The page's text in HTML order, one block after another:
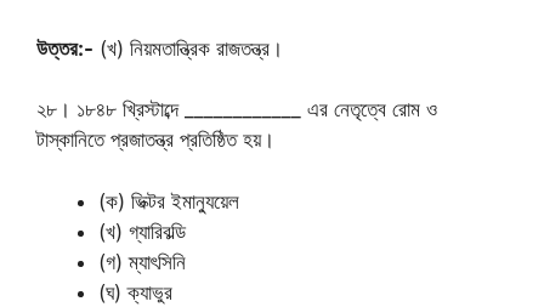
উত্তর:- (খ) নিয়মতান্ত্রিক রাজতন্ত্র।
২৮। ১৮৪৮ খ্রিস্টাব্দে ____________ এর নেতৃত্বে রোম ও
টাস্কানিতে প্রজাতন্ত্র প্রতিষ্ঠিত হয়।
(ক) ভিক্টর ইমান্যুয়েল
(খ) গ্যারিবল্ডি
(গ) ম্যাৎসিনি
(ঘ) ক্যাভুর